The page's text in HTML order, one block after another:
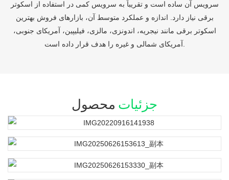
سرویس آن ساده است و تقریباً به سرویس کمی در استفاده از اسکوتر
برقی نیاز دارد. اندازه و عملکرد متوسط ​​آن، بازارهای فروش بهترین
اسکوتر برقی مانند نیجریه، اندونزی، مالزی، فیلیپین، آمریکای جنوبی،
آمریکای شمالی و غیره را هدف قرار داده است.
جزئیات محصول